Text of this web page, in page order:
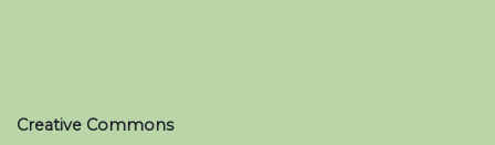
Creative Commons